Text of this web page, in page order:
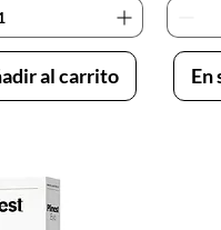
al carrito En